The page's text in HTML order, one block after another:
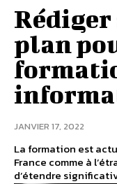
Rédiger
plan
JANVIER 17, 2022
La formation est
France comme à
d’étendre